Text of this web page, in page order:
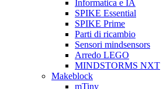
Informatica e IA
SPIKE Essential
SPIKE Prime
Parti di ricambio
Sensori mindsensors
Arredo LEGO
MINDSTORMS NXT
Makeblock
mTiny